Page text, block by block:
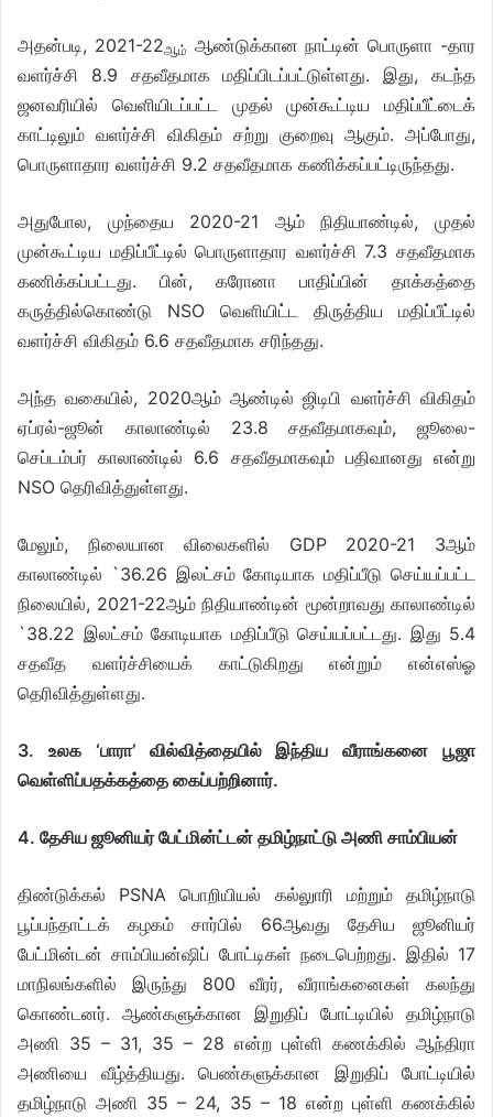
அதன்படி, 2021-22ஆம் ஆண்டுக்கான நாட்டின் பொருளா -தார
வளர்ச்சி 8.9 சதவீதமாக மதிப்பிடப்பட்டுள்ளது. இது, கடந்த
ஜனவரியில் வெளியிடப்பட்ட முதல் முன்கூட்டிய மதிப்பீட்டைக்
காட்டிலும் வளர்ச்சி விகிதம் சற்று குறைவு ஆகும். அப்போது,
பொருளாதார வளர்ச்சி 9.2 சதவீதமாக கணிக்கப்பட்டிருந்தது.
அதுபோல, முந்தைய 2020-21 ஆம் நிதியாண்டில், முதல்
முன்கூட்டிய மதிப்பீட்டில் பொருளாதார வளர்ச்சி 7.3 சதவீதமாக
கணிக்கப்பட்டது. பின், கரோனா பாதிப்பின் தாக்கத்தை
கருத்தில்கொண்டு NSO வெளியிட்ட திருத்திய மதிப்பீட்டில்
வளர்ச்சி விகிதம் 6.6 சதவீதமாக சரிந்தது.
அந்த வகையில், 2020ஆம் ஆண்டில் ஜிடிபி வளர்ச்சி விகிதம்
ஏப்ரல்-ஜூன் காலாண்டில் 23.8 சதவீதமாகவும், ஜூலை-
செப்டம்பர் காலாண்டில் 6.6 சதவீதமாகவும் பதிவானது என்று
NSO தெரிவித்துள்ளது.
மேலும், நிலையான விலைகளில் GDP 2020-21 3ஆம்
காலாண்டில் `36.26 இலட்சம் கோடியாக மதிப்பீடு செய்யப்பட்ட
நிலையில், 2021-22ஆம் நிதியாண்டின் மூன்றாவது காலாண்டில்
`38.22 இலட்சம் கோடியாக மதிப்பீடு செய்யப்பட்டது. இது 5.4
சதவீத வளர்ச்சியைக் காட்டுகிறது என்றும் என்எஸ்ஓ
தெரிவித்துள்ளது.
3. உலக ‘பாரா’ வில்வித்தையில் இந்திய வீராங்கனை பூஜா
வெள்ளிப்பதக்கத்தை கைப்பற்றினார்.
4. தேசிய ஜூனியர் பேட்மின்ட்டன் தமிழ்நாட்டு அணி சாம்பியன்
திண்டுக்கல் PSNA பொறியியல் கல்லுாரி மற்றும் தமிழ்நாடு
பூப்பந்தாட்டக் கழகம் சார்பில் 66ஆவது தேசிய ஜூனியர்
பேட்மின்டன் சாம்பியன்ஷிப் போட்டிகள் நடைபெற்றது. இதில் 17
மாநிலங்களில் இருந்து 800 வீரர், வீராங்கனைகள் கலந்து
கொண்டனர். ஆண்களுக்கான இறுதிப் போட்டியில் தமிழ்நாடு
அணி 35 – 31, 35 – 28 என்ற புள்ளி கணக்கில் ஆந்திரா
அணியை வீழ்த்தியது. பெண்களுக்கான இறுதிப் போட்டியில்
தமிழ்நாடு அணி 35 – 24, 35 – 18 என்ற புள்ளி கணக்கில்